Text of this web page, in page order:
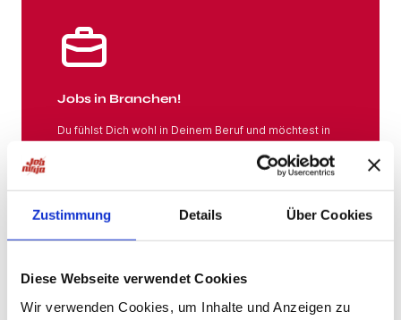
Zustimmung Details Über Cookies
Diese Webseite verwendet Cookies
Wir verwenden Cookies, um Inhalte und Anzeigen zu
Jobs in Branchen!
Du fühlst Dich wohl in Deinem Beruf und möchtest in
Mehr